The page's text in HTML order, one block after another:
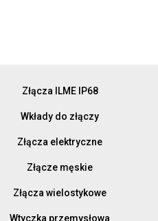
Złącza ILME IP68
Wkłady do złączy
Złącza elektryczne
Złącze męskie
Złącza wielostykowe
Wtyczka przemysłowa